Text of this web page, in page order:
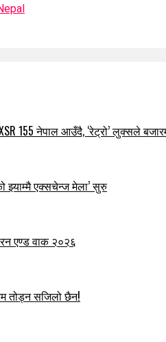
155 नेपाल आउँदै, ‘रेट्रो’ लुक्सले
झ्याम्मै एक्सचेन्ज मेला’ सुरु
एण्ड वाक २०२६
तोड्न सजिलो छैन!